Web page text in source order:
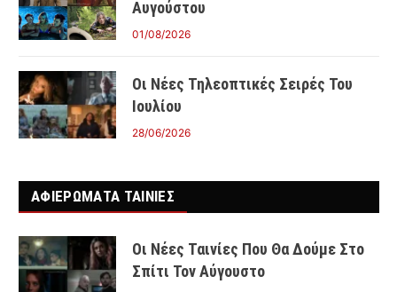
Αυγούστου
01/08/2026
Οι Νέες Τηλεοπτικές Σειρές Του
Ιουλίου
28/06/2026
ΑΦΙΕΡΩΜΑΤΑ ΤΑΙΝΊΕΣ
Οι Νέες Ταινίες Που Θα Δούμε Στο
Σπίτι Τον Αύγουστο